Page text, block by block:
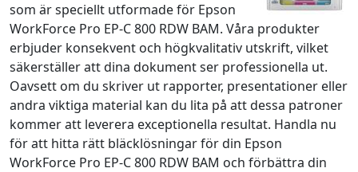
som är speciellt utformade för Epson
WorkForce Pro EP-C 800 RDW BAM. Våra produkter
erbjuder konsekvent och högkvalitativ utskrift, vilket
säkerställer att dina dokument ser professionella ut.
Oavsett om du skriver ut rapporter, presentationer eller
andra viktiga material kan du lita på att dessa patroner
kommer att leverera exceptionella resultat. Handla nu
för att hitta rätt bläcklösningar för din Epson
WorkForce Pro EP-C 800 RDW BAM och förbättra din